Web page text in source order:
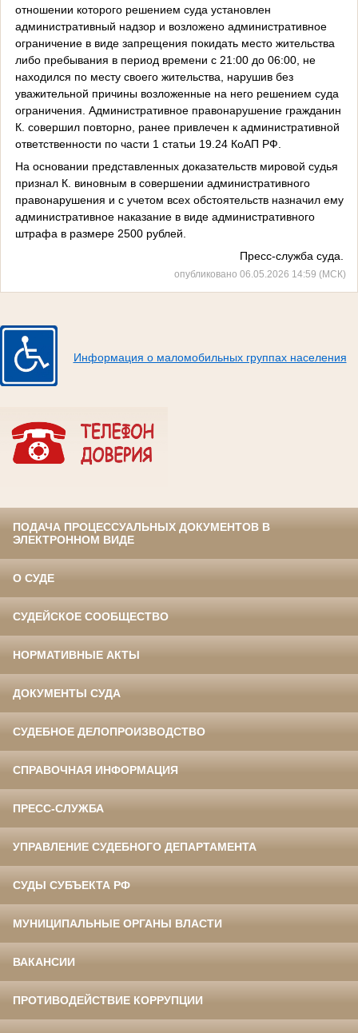
отношении которого решением суда установлен
административный надзор и возложено административное
ограничение в виде запрещения покидать место жительства
либо пребывания в период времени с 21:00 до 06:00, не
находился по месту своего жительства, нарушив без
уважительной причины возложенные на него решением суда
ограничения. Административное правонарушение гражданин
К. совершил повторно, ранее привлечен к административной
ответственности по части 1 статьи 19.24 КоАП РФ.
На основании представленных доказательств мировой судья
признал К. виновным в совершении административного
правонарушения и с учетом всех обстоятельств назначил ему
административное наказание в виде административного
штрафа в размере 2500 рублей.
Пресс-служба суда.
опубликовано 06.05.2026 14:59 (МСК)
Информация о маломобильных группах населения
ПОДАЧА ПРОЦЕССУАЛЬНЫХ ДОКУМЕНТОВ В
ЭЛЕКТРОННОМ ВИДЕ
О СУДЕ
СУДЕЙСКОЕ СООБЩЕСТВО
НОРМАТИВНЫЕ АКТЫ
ДОКУМЕНТЫ СУДА
СУДЕБНОЕ ДЕЛОПРОИЗВОДСТВО
СПРАВОЧНАЯ ИНФОРМАЦИЯ
ПРЕСС-СЛУЖБА
УПРАВЛЕНИЕ СУДЕБНОГО ДЕПАРТАМЕНТА
СУДЫ СУБЪЕКТА РФ
МУНИЦИПАЛЬНЫЕ ОРГАНЫ ВЛАСТИ
ВАКАНСИИ
ПРОТИВОДЕЙСТВИЕ КОРРУПЦИИ